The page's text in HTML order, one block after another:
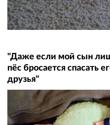
"Даже если мой сын
пёс бросается спасать
друзья"